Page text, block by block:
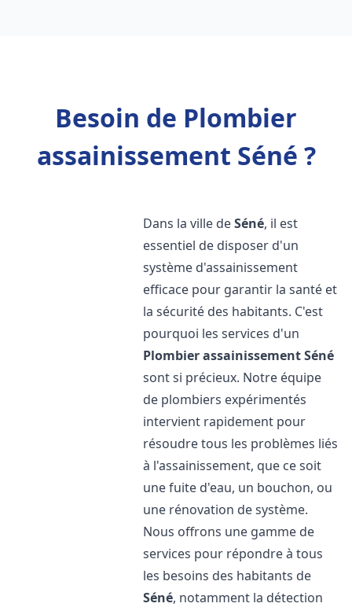
Besoin de Plombier
assainissement Séné ?
Dans la ville deSéné, il est
essentiel de disposer d'un
système d'assainissement
efficace pour garantir la santé et
la sécurité des habitants. C'est
pourquoi les services d'un
Plombier assainissementSéné
sont si précieux. Notre équipe
de plombiers expérimentés
intervient rapidement pour
résoudre tous les problèmes liés
à l'assainissement, que ce soit
une fuite d'eau, un bouchon, ou
une rénovation de système.
Nous offrons une gamme de
services pour répondre à tous
les besoins des habitants de
Séné, notamment la détection